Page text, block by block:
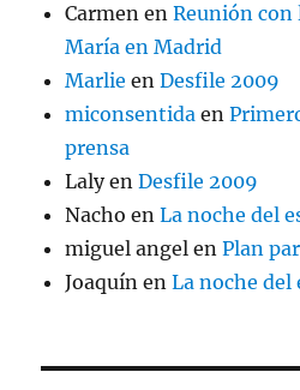
Carmen enReunión con
María en Madrid
Marlie enDesfile 2009
miconsentida en
prensa
LalyenDesfile 2009
Nacho enLa noche del
miguel angel enPlan
Joaquín enLa noche del